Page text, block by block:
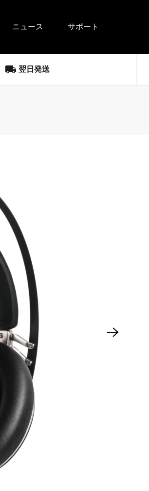
ニュース サポート
local_shipping 翌日発送